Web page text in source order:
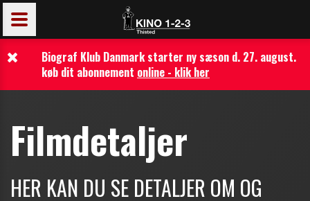
Biograf Klub Danmark starter ny sæson d. 27. august.
køb dit abonnement online - klik her